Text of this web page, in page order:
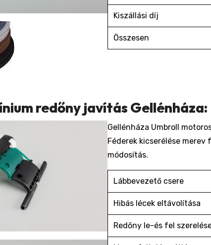
Kiszállási díj
Összesen
redőny javítás Gellénháza:
Gellénháza Umbroll
Féderek kicserélése
módosítás.
Lábbevezető csere
Hibás lécek eltávolítása
Redőny le-és fel